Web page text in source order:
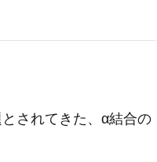
されてきた、α結合の